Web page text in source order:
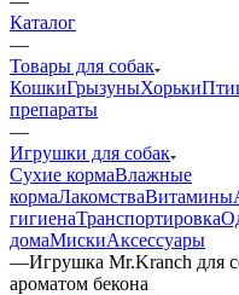
Каталог
—
Товары для собак
КошкиГрызуныХорьки
препараты
—
Игрушки для собак
Сухие кормаВлажные
кормаЛакомстваВитамины
гигиенаТранспортировка
домаМискиАксессуары
—Игрушка Mr.Kranch для
ароматом бекона